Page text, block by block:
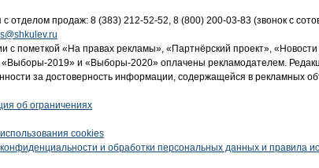
с отделом продаж: 8 (383) 212-52-52, 8 (800) 200-03-83 (звонок с
с пометкой «На правах рекламы», «Партнёрский проект»,
«Выборы-2019» и «Выборы-2020» оплачены рекламодателем.
за достоверность информации, содержащейся в рекламных
об ограничениях
cookies
и обработки персональных данных и правила